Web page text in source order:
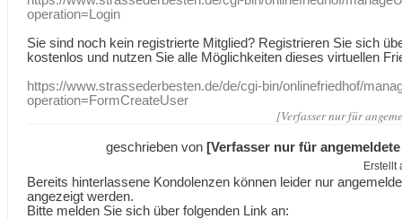
operation=Login
Sie sind noch kein registrierte Mitglied? Registrieren Sie sich
kostenlos und nutzen Sie alle Möglichkeiten dieses virtuellen
https://www.strassederbesten.de/de/cgi-bin/onlinefriedhof/
operation=FormCreateUser
[Verfasser nur für
geschrieben von [Verfasser nur für
Erstellt
Bereits hinterlassene Kondolenzen können leider nur
angezeigt werden.
Bitte melden Sie sich über folgenden Link an: